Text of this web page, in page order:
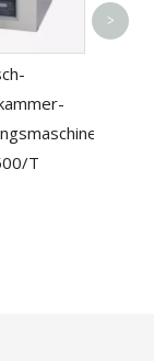
T
>